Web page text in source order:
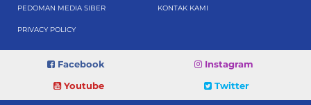
PEDOMAN MEDIA SIBER KONTAK KAMI
PRIVACY POLICY
Facebook
Instagram
Youtube
Twitter